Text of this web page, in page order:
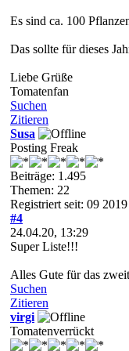
Es sind ca. 100
Das sollte für dieses
Liebe Grüße
Tomatenfan
Suchen
Zitieren
Susa
Posting Freak
Beiträge: 1.495
Themen: 22
Registriert seit: 09 2019
#4
24.04.20, 13:29
Super Liste!!!
Alles Gute für das
Suchen
Zitieren
virgi
Tomatenverrückt